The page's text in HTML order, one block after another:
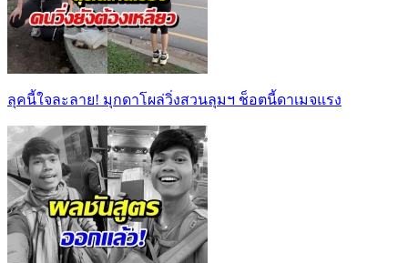
ลุคนี้ใจละลาย! มุกดาโผล่วิ่งสวนลุมฯ ช็อตนี้ดาเมจแรง